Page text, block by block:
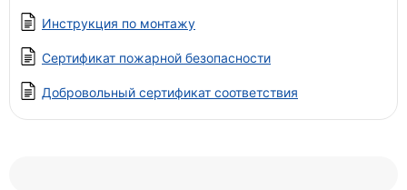
Инструкция по монтажу
Сертификат пожарной безопасности
Добровольный сертификат соответствия